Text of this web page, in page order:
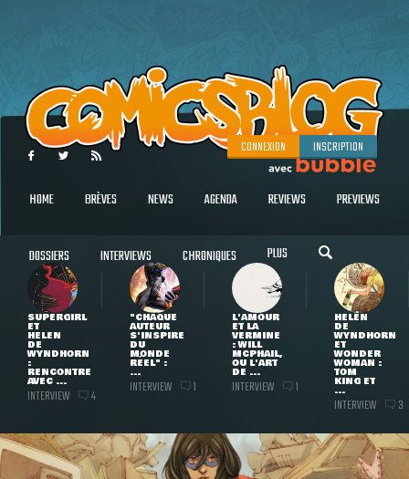
CONNEXION INSCRIPTION
HOME BRÈVES NEWS AGENDA REVIEWS PREVIEWS
DOSSIERS INTERVIEWS CHRONIQUES PLUS
SUPERGIRL
ET
HELEN
DE
WYNDHORN
:
RENCONTRE
AVEC ...
INTERVIEW 4
"CHAQUE
AUTEUR
S'INSPIRE
DU
MONDE
RÉEL" :
...
INTERVIEW 1
L'AMOUR
ET LA
VERMINE
: WILL
MCPHAIL,
OU L'ART
DE ...
INTERVIEW 1
HELEN
DE
WYNDHORN
ET
WONDER
WOMAN :
TOM
KING ET
...
INTERVIEW 3